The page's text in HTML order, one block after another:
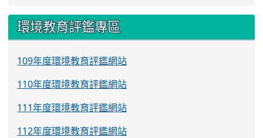
環境教育評鑑專區
109年度環境教育評鑑網站
110年度環境教育評鑑網站
111年度環境教育評鑑網站
112年度環境教育評鑑網站